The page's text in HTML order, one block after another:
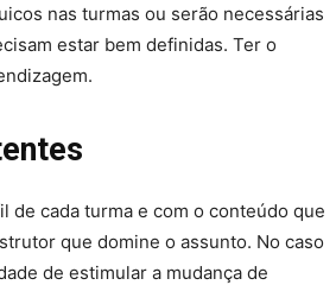
nas turmas ou serão necessárias
estar bem definidas. Ter o
de cada turma e com o conteúdo que
que domine o assunto. No caso
de estimular a mudança de